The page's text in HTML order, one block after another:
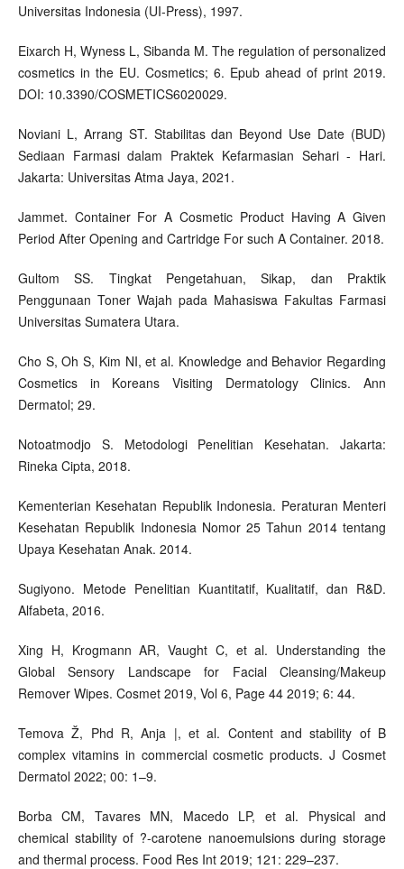
Universitas Indonesia (UI-Press), 1997.
Eixarch H, Wyness L, Sibanda M. The regulation of personalized
cosmetics in the EU. Cosmetics; 6. Epub ahead of print 2019.
DOI: 10.3390/COSMETICS6020029.
Noviani L, Arrang ST. Stabilitas dan Beyond Use Date (BUD)
Sediaan Farmasi dalam Praktek Kefarmasian Sehari - Hari.
Jakarta: Universitas Atma Jaya, 2021.
Jammet. Container For A Cosmetic Product Having A Given
Period After Opening and Cartridge For such A Container. 2018.
Gultom SS. Tingkat Pengetahuan, Sikap, dan Praktik
Penggunaan Toner Wajah pada Mahasiswa Fakultas Farmasi
Universitas Sumatera Utara.
Cho S, Oh S, Kim NI, et al. Knowledge and Behavior Regarding
Cosmetics in Koreans Visiting Dermatology Clinics. Ann
Dermatol; 29.
Notoatmodjo S. Metodologi Penelitian Kesehatan. Jakarta:
Rineka Cipta, 2018.
Kementerian Kesehatan Republik Indonesia. Peraturan Menteri
Kesehatan Republik Indonesia Nomor 25 Tahun 2014 tentang
Upaya Kesehatan Anak. 2014.
Sugiyono. Metode Penelitian Kuantitatif, Kualitatif, dan R&D.
Alfabeta, 2016.
Xing H, Krogmann AR, Vaught C, et al. Understanding the
Global Sensory Landscape for Facial Cleansing/Makeup
Remover Wipes. Cosmet 2019, Vol 6, Page 44 2019; 6: 44.
Temova Ž, Phd R, Anja |, et al. Content and stability of B
complex vitamins in commercial cosmetic products. J Cosmet
Dermatol 2022; 00: 1–9.
Borba CM, Tavares MN, Macedo LP, et al. Physical and
chemical stability of ?-carotene nanoemulsions during storage
and thermal process. Food Res Int 2019; 121: 229–237.